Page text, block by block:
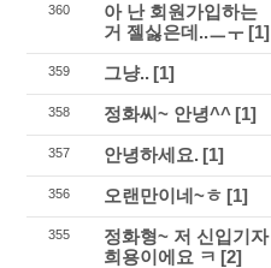
360
아 난 회원가입하는
거 젤싫은데..ㅡㅜ [1]
359 그냥.. [1]
358 정화씨~ 안녕^^ [1]
357 안녕하세요. [1]
356 오랜만이네~ㅎ [1]
355
정화형~ 저 신입기자
희용이에요 ㅋ [2]